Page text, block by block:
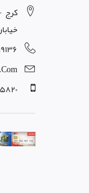
کرج
خیابان 7و8 - لوازم